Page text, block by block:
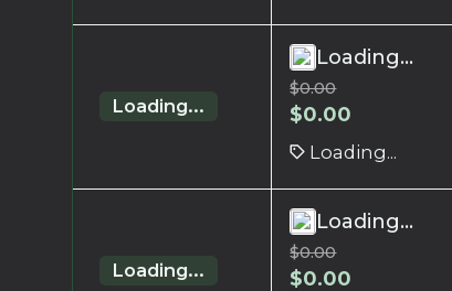
Loading...
Loading...
$0.00
$0.00
Loading...
Loading...
Loading...
$0.00
$0.00